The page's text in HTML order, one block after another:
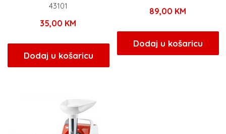
43101
35,00 KM
Dodaj u košaricu
89,00 KM
Dodaj u košaricu